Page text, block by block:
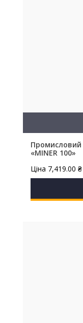
Промисловий
«MINER 100»
Ціна 7,419.00 ₴